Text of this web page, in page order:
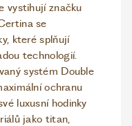
vystihují značku
se
které splňují
technologií.
systém Double
ochranu
luxusní hodinky
jako titan,